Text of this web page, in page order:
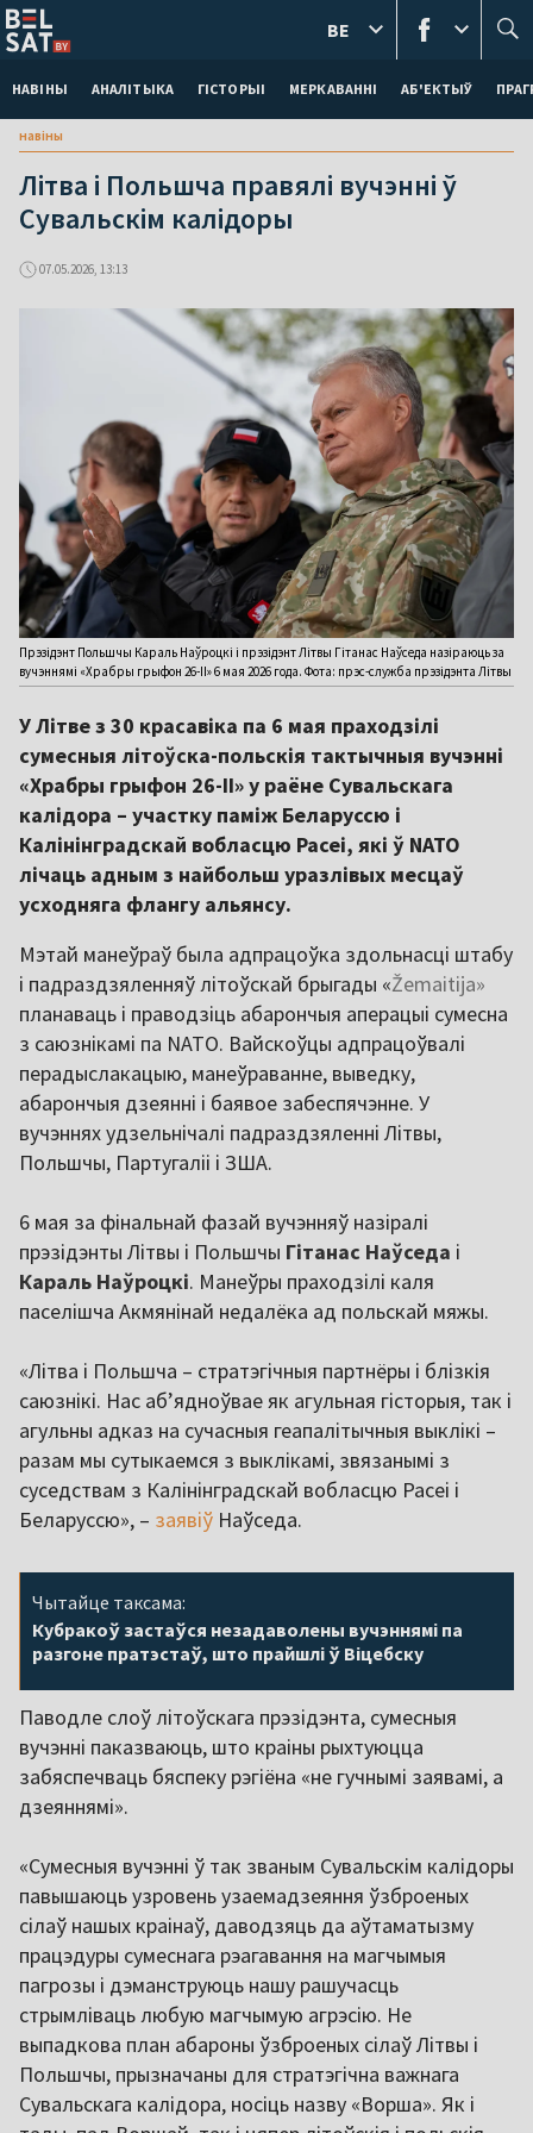
НАВІНЫ АНАЛІТЫКА ГІСТОРЫІ МЕРКАВАННI АБ'ЕКТЫЎ
BE
навіны
Літва і Польшча правялі вучэнні ў
Сувальскім калідоры
07.05.2026, 13:13
Прэзідэнт Польшчы Караль Наўроцкі і прэзідэнт Літвы Гітанас Наўседа назіраюць за
вучэннямі «Храбры грыфон 26-II» 6 мая 2026 года. Фота: прэс-служба прэзідэнта Літвы
У Літве з 30 красавіка па 6 мая праходзілі
сумесныя літоўска-польскія тактычныя вучэнні
«Храбры грыфон 26-II» у раёне Сувальскага
калідора – участку паміж Беларуссю і
Калінінградскай вобласцю Расеі, які ў NATO
лічаць адным з найбольш уразлівых месцаў
усходняга флангу альянсу.
Мэтай манеўраў была адпрацоўка здольнасці штабу
і падраздзяленняў літоўскай брыгады «Žemaitija»
планаваць і праводзіць абарончыя аперацыі сумесна
з саюзнікамі па NATO. Вайскоўцы адпрацоўвалі
перадыслакацыю, манеўраванне, выведку,
абарончыя дзеянні і баявое забеспячэнне. У
вучэннях удзельнічалі падраздзяленні Літвы,
Польшчы, Партугаліі і ЗША.
6 мая за фінальнай фазай вучэнняў назіралі
прэзідэнты Літвы і Польшчы Гітанас Наўседа і
Караль Наўроцкі. Манеўры праходзілі каля
паселішча Акмянінай недалёка ад польскай мяжы.
«Літва і Польшча – стратэгічныя партнёры і блізкія
саюзнікі. Нас аб’ядноўвае як агульная гісторыя, так і
агульны адказ на сучасныя геапалітычныя выклікі –
разам мы сутыкаемся з выклікамі, звязанымі з
суседствам з Калінінградскай вобласцю Расеі і
Беларуссю», – заявіў Наўседа.
Чытайце таксама:
Кубракоў застаўся незадаволены вучэннямі па
разгоне пратэстаў, што прайшлі ў Віцебску
Паводле слоў літоўскага прэзідэнта, сумесныя
вучэнні паказваюць, што краіны рыхтуюцца
забяспечваць бяспеку рэгіёна «не гучнымі заявамі, а
дзеяннямі».
«Сумесныя вучэнні ў так званым Сувальскім калідоры
павышаюць узровень узаемадзеяння ўзброеных
сілаў нашых краінаў, даводзяць да аўтаматызму
працэдуры сумеснага рэагавання на магчымыя
пагрозы і дэманструюць нашу рашучасць
стрымліваць любую магчымую агрэсію. Не
выпадкова план абароны ўзброеных сілаў Літвы і
Польшчы, прызначаны для стратэгічна важнага
Сувальскага калідора, носіць назву «Ворша». Як і